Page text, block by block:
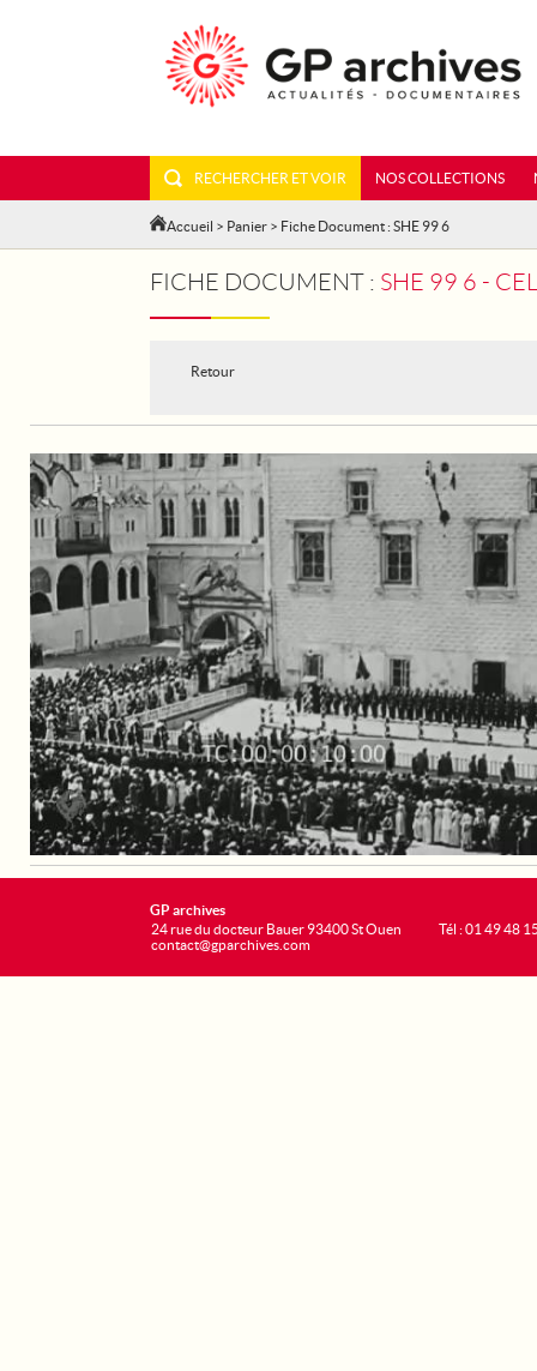
RECHERCHER ET VOIR NOS COLLECTIONS
Accueil > Panier > Fiche Document : SHE 99 6
FICHE DOCUMENT : SHE 99 6 -
Retour
GP archives
24 rue du docteur Bauer 93400 St Ouen
contact@gparchives.com
Tél : 01 49 48